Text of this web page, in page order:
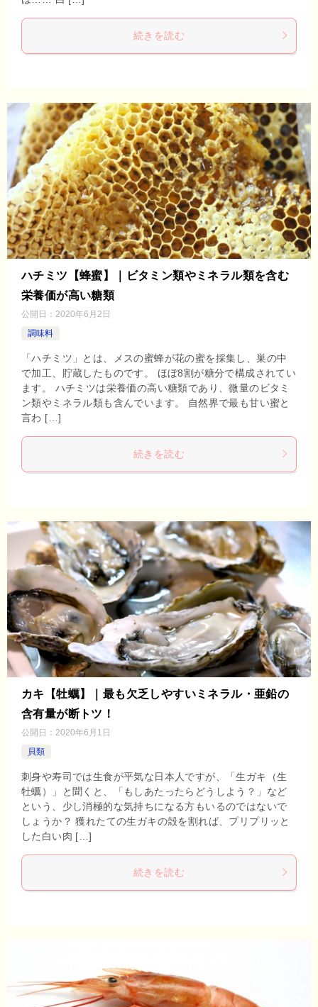
続きを読む
ハチミツ【蜂蜜】｜ビタミン類やミネラル類を含む
栄養価が高い糖類
公開日： 2020年6月2日
調味料
「ハチミツ」とは、メスの蜜蜂が花の蜜を採集し、巣の中
で加工、貯蔵したものです。 ほぼ8割が糖分で構成されてい
ます。 ハチミツは栄養価の高い糖類であり、微量のビタミ
ン類やミネラル類も含んでいます。 自然界で最も甘い蜜と
言わ […]
続きを読む
カキ【牡蠣】｜最も欠乏しやすいミネラル・亜鉛の
含有量が断トツ！
公開日： 2020年6月1日
貝類
刺身や寿司では生食が平気な日本人ですが、「生ガキ（生
牡蠣）」と聞くと、「もしあたったらどうしよう？」など
という、少し消極的な気持ちになる方もいるのではないで
しょうか？ 獲れたての生ガキの殻を割れば、プリプリッと
した白い肉 […]
続きを読む